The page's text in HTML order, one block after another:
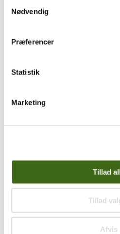
Nødvendig
Præferencer
Statistik
Marketing
Tillad
Tillad
Afvis
Populære sider
Vedtægter
Lokalforeninger
Uddannelsesmateriale
Vigtigt
Persondatapolitik